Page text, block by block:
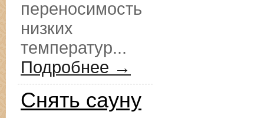
переносимость
низких
температур...
Подробнее →
Снять сауну